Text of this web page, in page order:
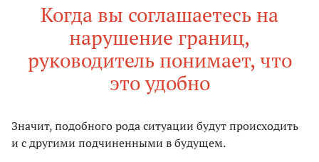
Когда вы соглашаетесь на
нарушение границ,
руководитель понимает, что
это удобно
Значит, подобного рода ситуации будут происходить
и с другими подчиненными в будущем.